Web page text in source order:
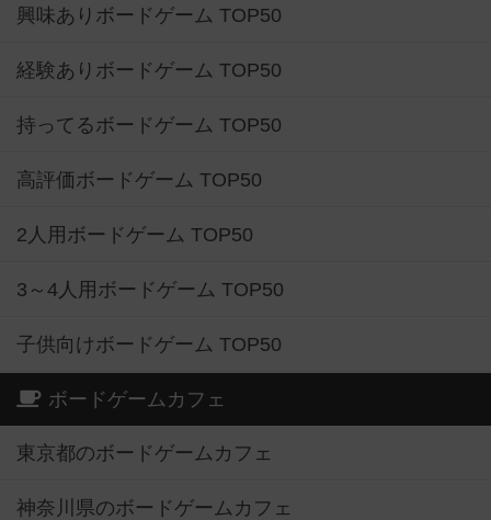
興味ありボードゲーム TOP50
経験ありボードゲーム TOP50
持ってるボードゲーム TOP50
高評価ボードゲーム TOP50
2人用ボードゲーム TOP50
3～4人用ボードゲーム TOP50
子供向けボードゲーム TOP50
ボードゲームカフェ
東京都のボードゲームカフェ
神奈川県のボードゲームカフェ